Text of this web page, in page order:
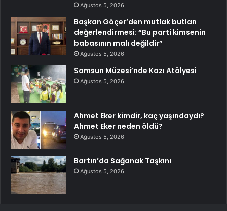
Ağustos 5, 2026
Başkan Göçer’den mutlak butlan
değerlendirmesi: “Bu parti kimsenin
babasının malı değildir”
Ağustos 5, 2026
Samsun Müzesi’nde Kazı Atölyesi
Ağustos 5, 2026
Ahmet Eker kimdir, kaç yaşındaydı?
Ahmet Eker neden öldü?
Ağustos 5, 2026
Bartın’da Sağanak Taşkını
Ağustos 5, 2026